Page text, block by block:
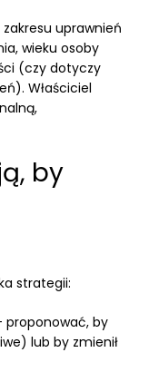
uprawnień
wieku osoby
(czy dotyczy
Właściciel
by
strategii:
proponować, by
lub by zmienił